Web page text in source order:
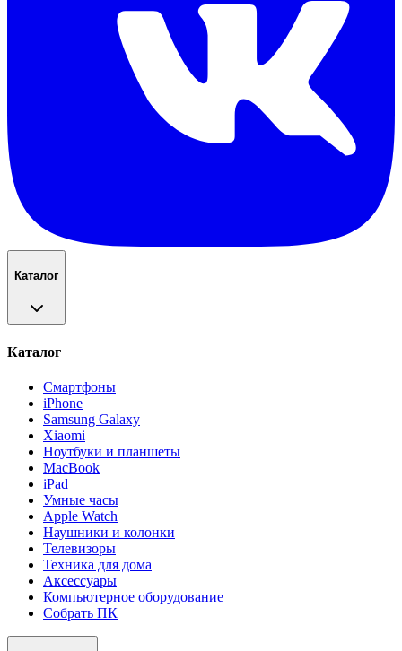
Каталог
Каталог
Смартфоны
iPhone
Samsung Galaxy
Xiaomi
Ноутбуки и планшеты
MacBook
iPad
Умные часы
Apple Watch
Наушники и колонки
Телевизоры
Техника для дома
Аксессуары
Компьютерное оборудование
Собрать ПК